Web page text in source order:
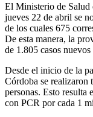
El Ministerio de Salud
jueves 22 de abril se
de los cuales 675
De esta manera, la
de 1.805 casos
Desde el inicio de la
Córdoba se realizaron
personas. Esto resulta
con PCR por cada 1